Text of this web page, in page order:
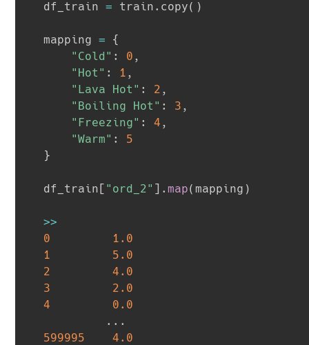
df_train = train . copy( )
mapping =
{
"Cold" : 0 ,
"Hot" : 1 ,
"Lava Hot" : 2 ,
"Boiling Hot" : 3 ,
"Freezing" : 4 ,
"Warm" :
5
}
df_train [ "ord_2" ] . map( mapping )
>>
0
1.0
1
5.0
2
4.0
3
2.0
4
0.0
. . .
599995
4.0